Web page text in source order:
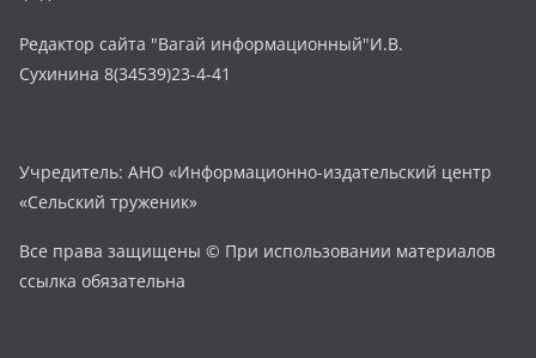
Редактор сайта "Вагай информационный"И.В.
Сухинина 8(34539)23-4-41
Учредитель: АНО «Информационно-издательский центр
«Сельский труженик»
Все права защищены © При использовании материалов
ссылка обязательна